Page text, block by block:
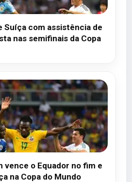
Suíça com assistência de
nas semifinais da Copa
vence o Equador no fim e
na Copa do Mundo